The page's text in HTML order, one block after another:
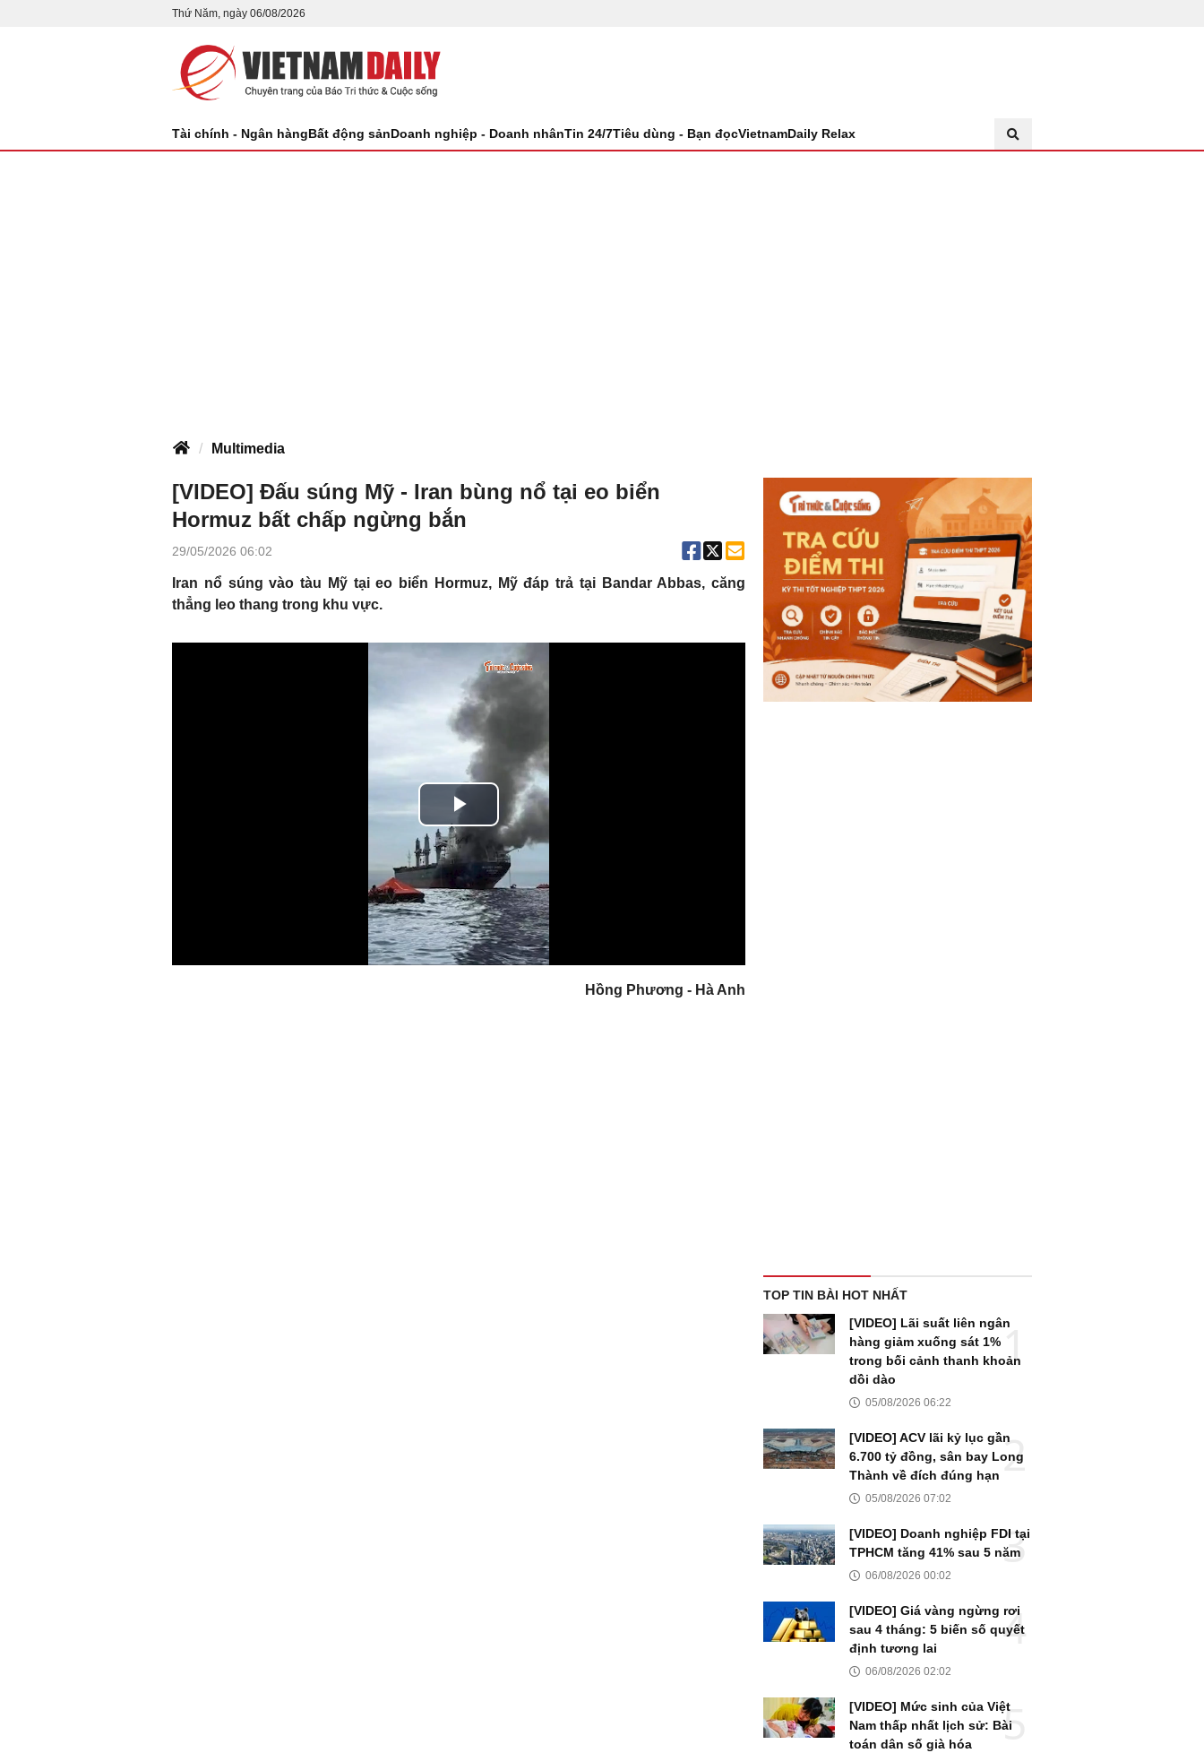
Thứ Năm, ngày 06/08/2026
Tài chính - Ngân hàngBất động sảnDoanh nghiệp - Doanh nhânTin 24/7Tiêu dùng - Bạn đọcVietnamDaily Relax
Multimedia
[VIDEO] Đấu súng Mỹ - Iran bùng nổ tại eo biển
Hormuz bất chấp ngừng bắn
29/05/2026 06:02
Iran nổ súng vào tàu Mỹ tại eo biển Hormuz, Mỹ đáp trả tại Bandar Abbas, căng
thẳng leo thang trong khu vực.
Play
Video
Hồng Phương - Hà Anh
TOP TIN BÀI HOT NHẤT
[VIDEO] Lãi suất liên ngân
hàng giảm xuống sát 1%
trong bối cảnh thanh khoản
dồi dào
05/08/2026 06:22
[VIDEO] ACV lãi kỷ lục gần
6.700 tỷ đồng, sân bay Long
Thành về đích đúng hạn
05/08/2026 07:02
[VIDEO] Doanh nghiệp FDI tại
TPHCM tăng 41% sau 5 năm
06/08/2026 00:02
[VIDEO] Giá vàng ngừng rơi
sau 4 tháng: 5 biến số quyết
định tương lai
06/08/2026 02:02
[VIDEO] Mức sinh của Việt
Nam thấp nhất lịch sử: Bài
toán dân số già hóa